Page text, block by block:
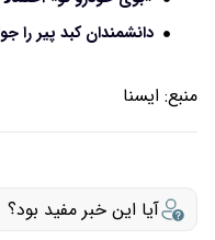
دانشمندان کبد پیر را
منبع: ايسنا
آیا این خبر مفید بود؟